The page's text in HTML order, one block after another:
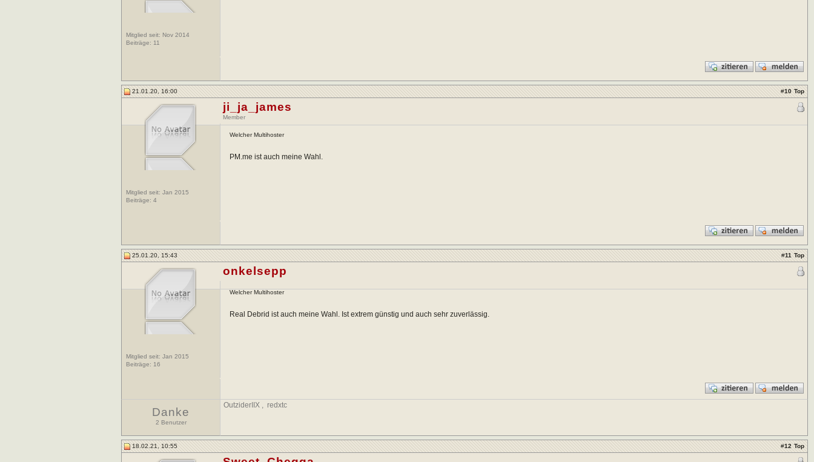
Mitglied seit: Nov 2014
Beiträge: 11
21.01.20, 16:00 #10 Top
Mitglied seit: Jan 2015
Beiträge: 4
ji_ja_james
Member
Welcher Multihoster
PM.me ist auch meine Wahl.
25.01.20, 15:43 #11 Top
Mitglied seit: Jan 2015
Beiträge: 16
onkelsepp
Welcher Multihoster
Real Debrid ist auch meine Wahl. Ist extrem günstig und auch sehr zuverlässig.
Danke
2 Benutzer
OutziderIIX , redxtc
18.02.21, 10:55 #12 Top